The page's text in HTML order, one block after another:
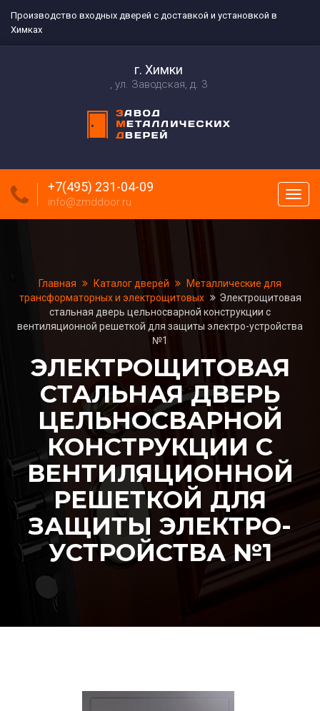
Производство входных дверей с доставкой и установкой в
Химках
г. Химки
ул. Заводская, д. 3
меню
+7(495) 231-04-09
info@zmddoor.ru
Главная Каталог дверей
Металлические для
трансформаторных и электрощитовых
Электрощитовая
стальная дверь цельносварной конструкции с
вентиляционной решеткой для защиты электро-устройства
№1
ЭЛЕКТРОЩИТОВАЯ
СТАЛЬНАЯ ДВЕРЬ
ЦЕЛЬНОСВАРНОЙ
КОНСТРУКЦИИ С
ВЕНТИЛЯЦИОННОЙ
РЕШЕТКОЙ ДЛЯ
ЗАЩИТЫ ЭЛЕКТРО-
УСТРОЙСТВА №1